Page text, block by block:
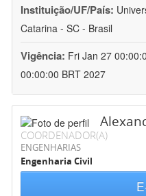
Instituição/UF/País:
Catarina - SC - Brasil
Vigência: Fri Jan 27
00:00:00 BRT 2027
COORDENADOR(A)
ENGENHARIAS
Engenharia Civil